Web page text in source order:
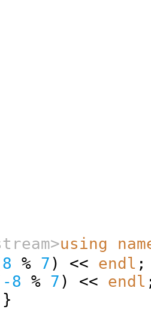
using
8 % 7 ) << endl
-8 % 7 ) << endl